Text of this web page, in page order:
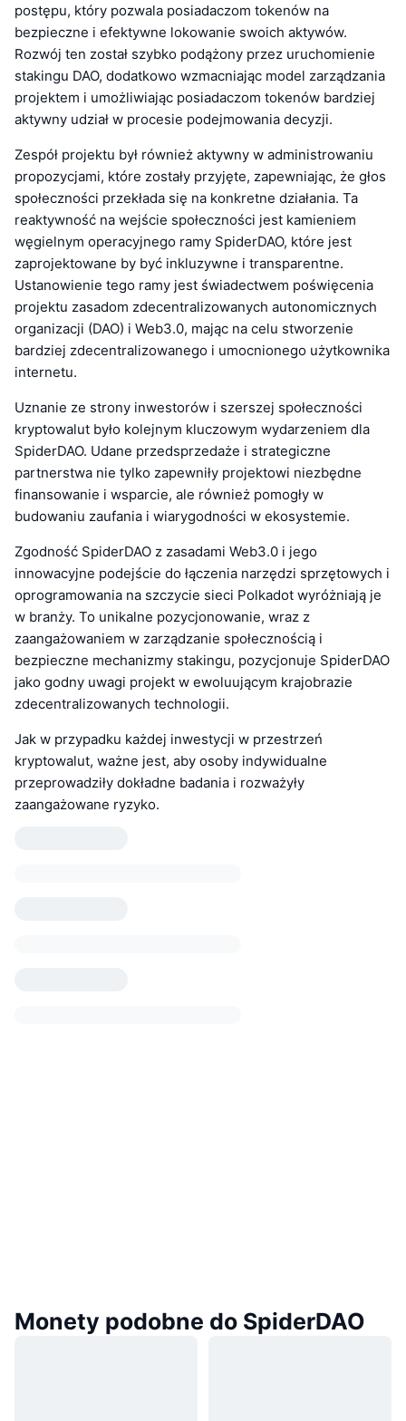
postępu, który pozwala posiadaczom tokenów na
bezpieczne i efektywne lokowanie swoich aktywów.
Rozwój ten został szybko podążony przez uruchomienie
stakingu DAO, dodatkowo wzmacniając model zarządzania
projektem i umożliwiając posiadaczom tokenów bardziej
aktywny udział w procesie podejmowania decyzji.
Zespół projektu był również aktywny w administrowaniu
propozycjami, które zostały przyjęte, zapewniając, że głos
społeczności przekłada się na konkretne działania. Ta
reaktywność na wejście społeczności jest kamieniem
węgielnym operacyjnego ramy SpiderDAO, które jest
zaprojektowane by być inkluzywne i transparentne.
Ustanowienie tego ramy jest świadectwem poświęcenia
projektu zasadom zdecentralizowanych autonomicznych
organizacji (DAO) i Web3.0, mając na celu stworzenie
bardziej zdecentralizowanego i umocnionego użytkownika
internetu.
Uznanie ze strony inwestorów i szerszej społeczności
kryptowalut było kolejnym kluczowym wydarzeniem dla
SpiderDAO. Udane przedsprzedaże i strategiczne
partnerstwa nie tylko zapewniły projektowi niezbędne
finansowanie i wsparcie, ale również pomogły w
budowaniu zaufania i wiarygodności w ekosystemie.
Zgodność SpiderDAO z zasadami Web3.0 i jego
innowacyjne podejście do łączenia narzędzi sprzętowych i
oprogramowania na szczycie sieci Polkadot wyróżniają je
w branży. To unikalne pozycjonowanie, wraz z
zaangażowaniem w zarządzanie społecznością i
bezpieczne mechanizmy stakingu, pozycjonuje SpiderDAO
jako godny uwagi projekt w ewoluującym krajobrazie
zdecentralizowanych technologii.
Jak w przypadku każdej inwestycji w przestrzeń
kryptowalut, ważne jest, aby osoby indywidualne
przeprowadziły dokładne badania i rozważyły
zaangażowane ryzyko.
Monety podobne do SpiderDAO